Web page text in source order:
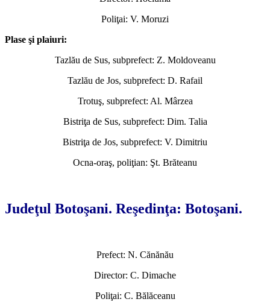
Poliţai: V. Moruzi
Plase şi plaiuri:
Tazlău de Sus, subprefect: Z. Moldoveanu
Tazlău de Jos, subprefect: D. Rafail
Trotuş, subprefect: Al. Mârzea
Bistriţa de Sus, subprefect: Dim. Talia
Bistriţa de Jos, subprefect: V. Dimitriu
Ocna-oraş, poliţian: Şt. Brăteanu
Judeţul Botoşani. Reşedinţa: Botoşani.
Prefect: N. Cănănău
Director: C. Dimache
Poliţai: C. Bălăceanu